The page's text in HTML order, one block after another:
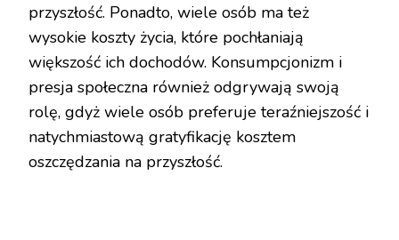
przyszłość. Ponadto, wiele osób ma też
wysokie koszty życia, które pochłaniają
większość ich dochodów. Konsumpcjonizm i
presja społeczna również odgrywają swoją
rolę, gdyż wiele osób preferuje teraźniejszość i
natychmiastową gratyfikację kosztem
oszczędzania na przyszłość.